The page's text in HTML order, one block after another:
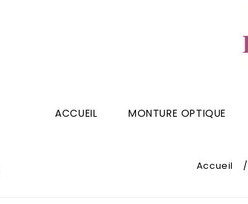
ACCUEIL MONTURE OPTIQUE
Accueil /